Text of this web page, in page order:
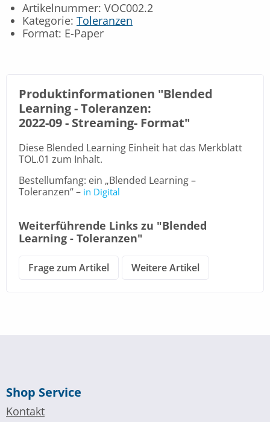
Artikelnummer: VOC002.2
Kategorie: Toleranzen
Format: E-Paper
Produktinformationen "Blended
Learning - Toleranzen:
2022-09 - Streaming- Format"
Diese Blended Learning Einheit hat das Merkblatt
TOL.01 zum Inhalt.
Bestellumfang: ein „Blended Learning –
Toleranzen“ – in Digital
Weiterführende Links zu "Blended
Learning - Toleranzen"
Frage zum Artikel Weitere Artikel
Shop Service
Kontakt